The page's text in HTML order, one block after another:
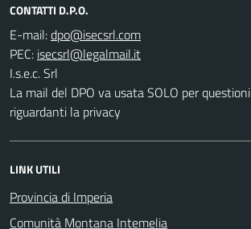
CONTATTI D.P.O.
E-mail:
PEC:
I.s.e.c. Srl
La mail del DPO va usata SOLO per questioni
riguardanti la privacy
LINK UTILI
Provincia di Imperia
Comunità Montana Intemelia